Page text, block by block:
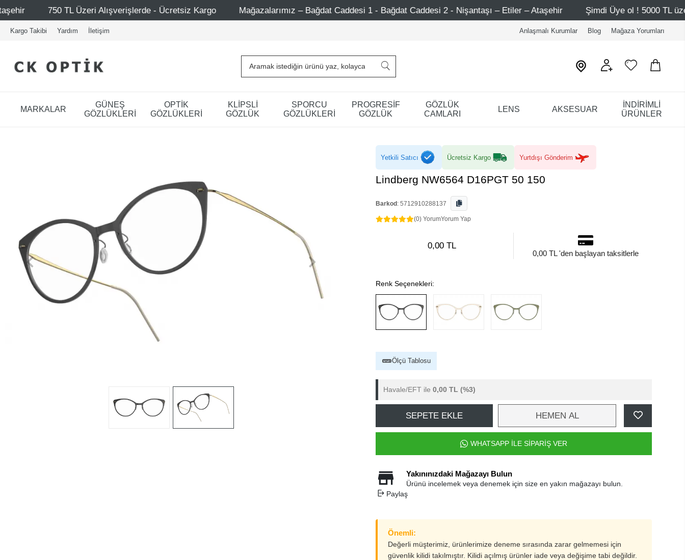
Alışverişlerde - Ücretsiz Kargo Mağazalarımız – Bağdat Caddesi 1 - Bağdat Caddesi 2 - Nişantaşı – Etiler – Ataşehir Şimdi Üye ol ! 5000 TL üzeri ilk alışverişinde 500
Kargo Takibi Yardım İletişim Anlaşmalı Kurumlar Blog Mağaza Yorumları
MARKALAR
GÜNEŞ
GÖZLÜKLERİ
OPTİK
GÖZLÜKLERİ
KLİPSLİ
GÖZLÜK
SPORCU
GÖZLÜKLERİ
PROGRESİF
GÖZLÜK
GÖZLÜK
CAMLARI
LENS AKSESUAR
İNDİRİMLİ
ÜRÜNLER
Yetkili Satıcı Ücretsiz Kargo Yurtdışı Gönderim
Lindberg NW6564 D16PGT 50 150
Barkod : 5712910288137
(0) YorumYorum Yap
0,00 TL
0,00 TL 'den başlayan taksitlerle
Renk Seçenekleri:
Ölçü Tablosu
Havale/EFT ile 0,00 TL (%3)
SEPETE EKLE HEMEN AL
WHATSAPP İLE SİPARİŞ VER
Yakınınızdaki Mağazayı Bulun
Ürünü incelemek veya denemek için size en yakın mağazayı bulun.
Paylaş
Önemli:
Değerli müşterimiz, ürünlerimize deneme sırasında zarar gelmemesi için
güvenlik kilidi takılmıştır. Kilidi açılmış ürünler iade veya değişime tabi değildir.